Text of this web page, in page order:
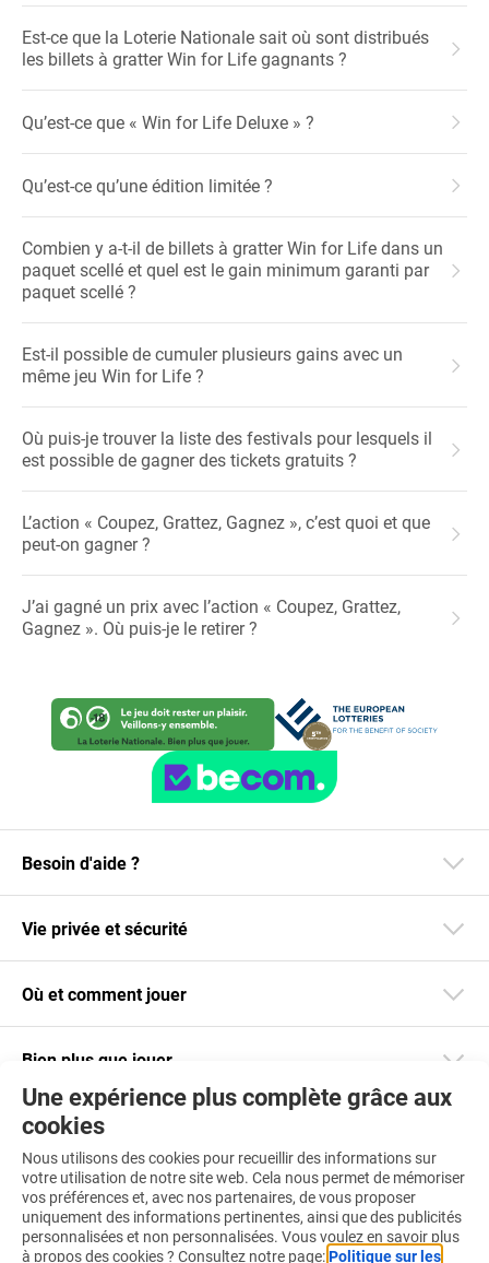
Est-ce que la Loterie Nationale sait où sont distribués
les billets à gratter Win for Life gagnants ?
Qu’est-ce que « Win for Life Deluxe » ?
Qu’est-ce qu’une édition limitée ?
Combien y a-t-il de billets à gratter Win for Life dans un
paquet scellé et quel est le gain minimum garanti par
paquet scellé ?
Est-il possible de cumuler plusieurs gains avec un
même jeu Win for Life ?
Où puis-je trouver la liste des festivals pour lesquels il
est possible de gagner des tickets gratuits ?
L’action « Coupez, Grattez, Gagnez », c’est quoi et que
peut-on gagner ?
J’ai gagné un prix avec l’action « Coupez, Grattez,
Gagnez ». Où puis-je le retirer ?
Une expérience plus complète grâce aux
cookies
Nous utilisons des cookies pour recueillir des informations sur
votre utilisation de notre site web. Cela nous permet de mémoriser
vos préférences et, avec nos partenaires, de vous proposer
uniquement des informations pertinentes, ainsi que des publicités
personnalisées et non personnalisées. Vous voulez en savoir plus
à propos des cookies ? Consultez notre page:Politique sur les
Besoin d'aide ?
Vie privée et sécurité
Où et comment jouer
Bien plus que jouer
Téléchargez notre app